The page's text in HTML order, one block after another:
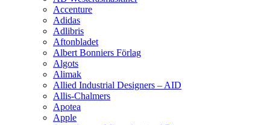
Accenture
Adidas
Adlibris
Aftonbladet
Albert Bonniers Förlag
Algots
Alimak
Allied Industrial Designers – AID
Allis-Chalmers
Apotea
Apple